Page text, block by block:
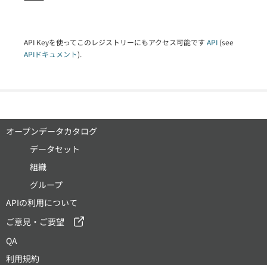
API Keyを使ってこのレジストリーにもアクセス可能です API (see
APIドキュメント).
オープンデータカタログ
データセット
組織
グループ
APIの利用について
ご意見・ご要望
QA
利用規約